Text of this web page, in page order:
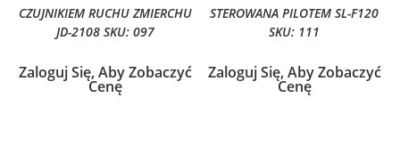
CZUJNIKIEM RUCHU ZMIERCHU
JD-2108 SKU: 097
Zaloguj Się, Aby Zobaczyć
Cenę
STEROWANA PILOTEM SL-F120
SKU: 111
Zaloguj Się, Aby Zobaczyć
Cenę